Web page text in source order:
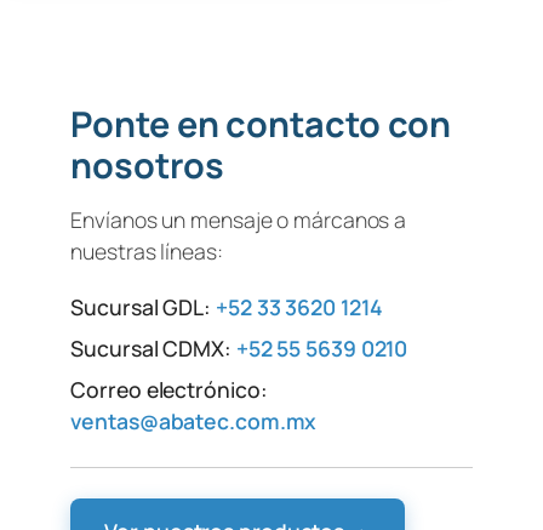
Ponte en contacto con
nosotros
Envíanos un mensaje o márcanos a
nuestras líneas:
Sucursal GDL: +52 33 3620 1214
Sucursal CDMX: +52 55 5639 0210
Correo electrónico:
ventas@abatec.com.mx